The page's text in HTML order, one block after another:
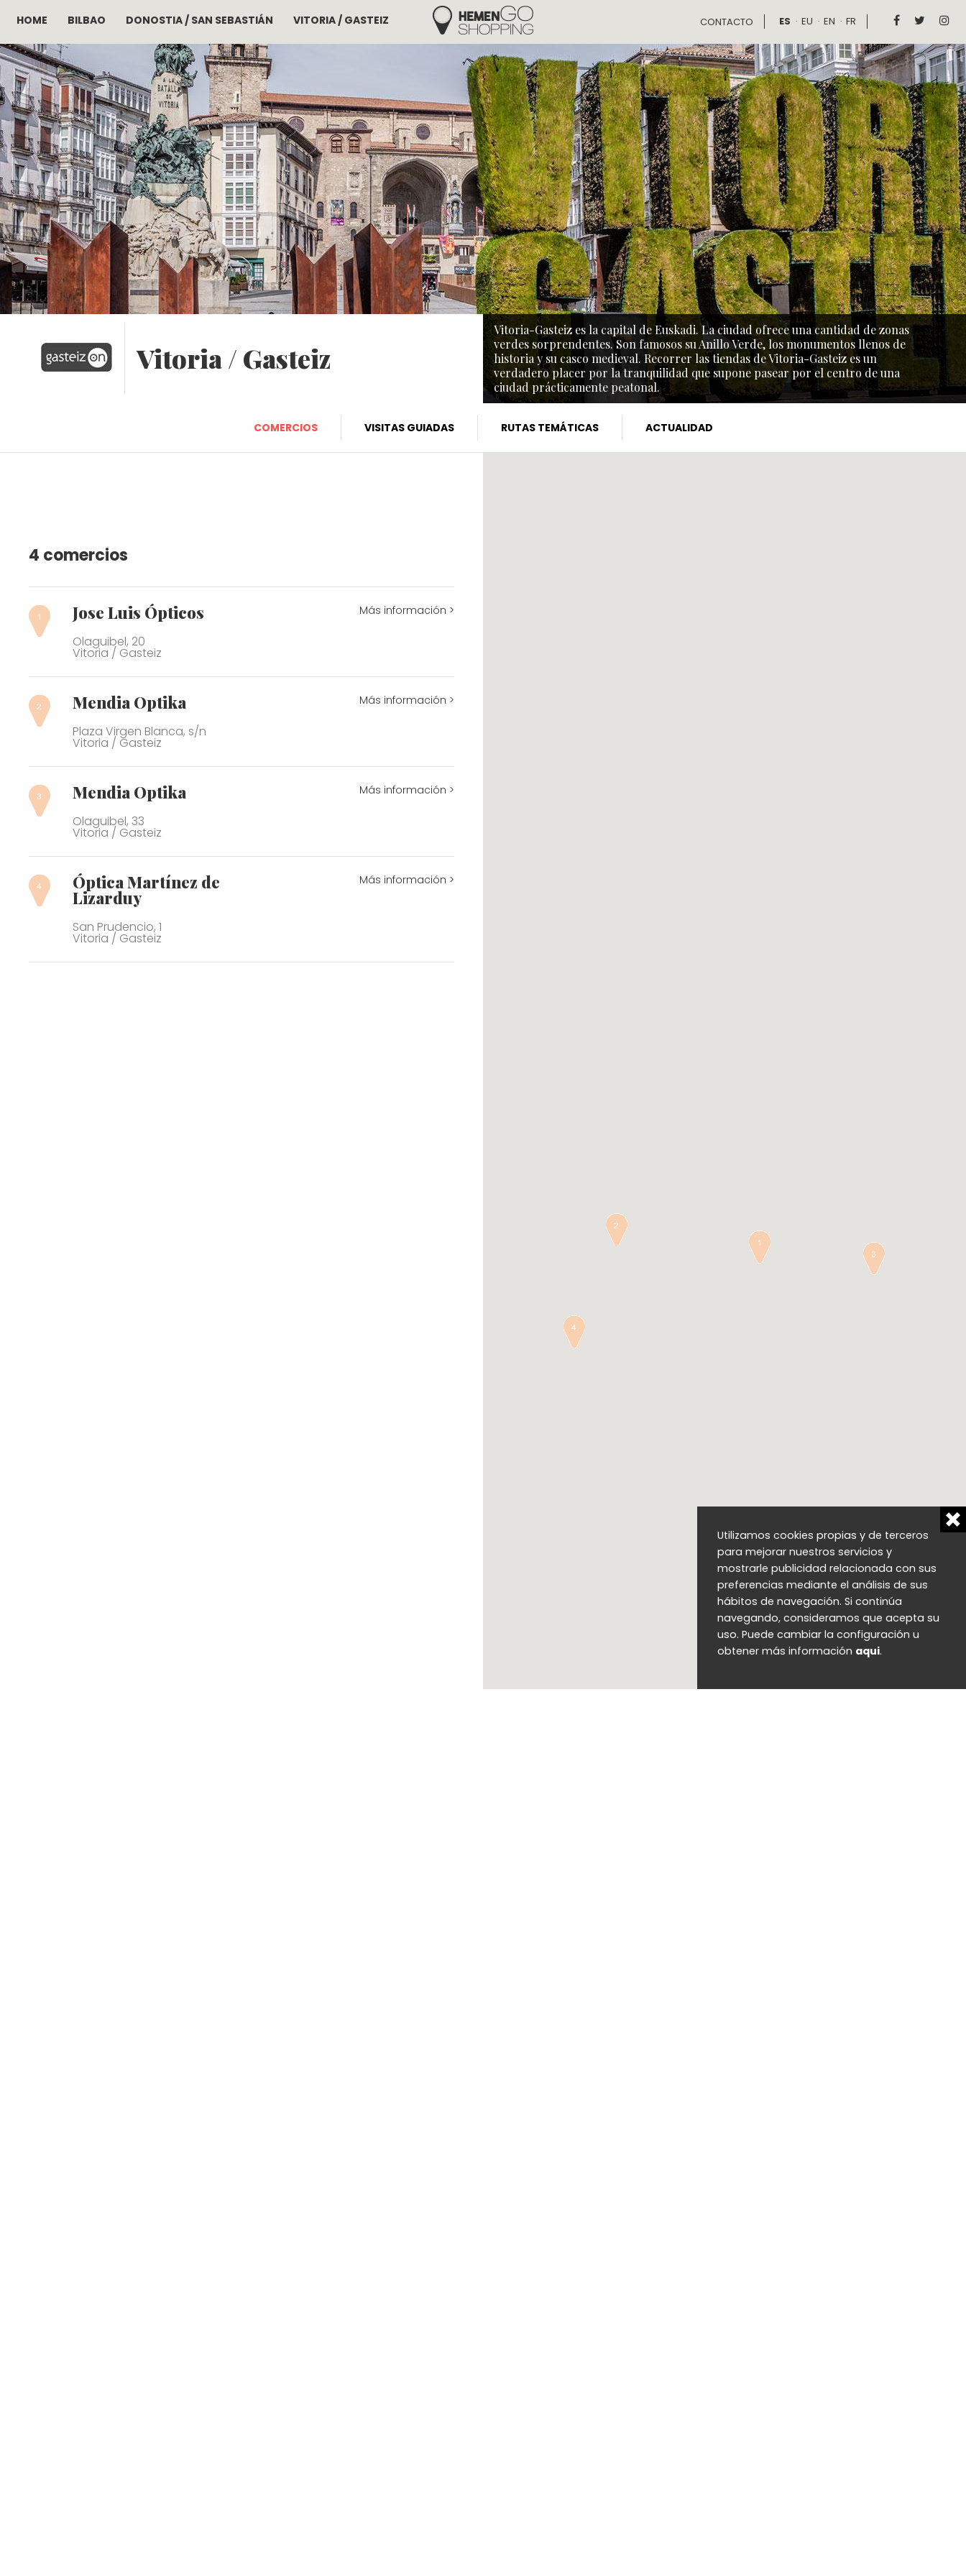
Pasar al contenido principal
HOME BILBAO DONOSTIA / SAN SEBASTIÁN VITORIA / GASTEIZ
Hemengo Shopping
CONTACTO ES EU EN FR   
Vitoria / Gasteiz
Vitoria-Gasteiz es la capital de Euskadi. La ciudad ofrece una cantidad de zonas
verdes sorprendentes. Son famosos su Anillo Verde, los monumentos llenos de
historia y su casco medieval. Recorrer las tiendas de Vitoria-Gasteiz es un
verdadero placer por la tranquilidad que supone pasear por el centro de una
ciudad prácticamente peatonal.
COMERCIOS VISITAS GUIADAS RUTAS TEMÁTICAS ACTUALIDAD
4 comercios
Jose Luis Ópticos
Olaguibel, 20
Vitoria / Gasteiz
Más información >
Mendia Optika
Plaza Virgen Blanca, s/n
Vitoria / Gasteiz
Más información >
Mendia Optika
Olaguibel, 33
Vitoria / Gasteiz
Más información >
Óptica Martínez de
Lizarduy
San Prudencio, 1
Vitoria / Gasteiz
Más información >
Utilizamos cookies propias y de terceros
para mejorar nuestros servicios y
mostrarle publicidad relacionada con sus
preferencias mediante el análisis de sus
hábitos de navegación. Si continúa
navegando, consideramos que acepta su
uso. Puede cambiar la configuración u
obtener más información aqui.